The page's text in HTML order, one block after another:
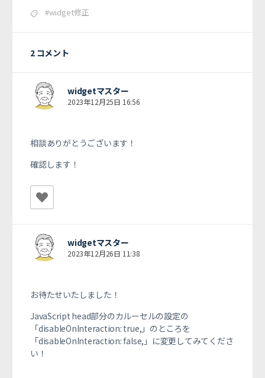
#widget修正
2 コメント
widgetマスター
2023年12月25日 16:56
相談ありがとうございます！
確認します！
widgetマスター
2023年12月26日 11:38
お待たせいたしました！
JavaScript head部分のカルーセルの設定の
「disableOnInteraction: true,」のところを
「disableOnInteraction: false,」に変更してみてくださ
い！